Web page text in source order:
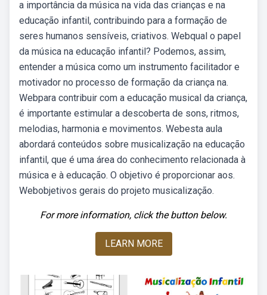
a importância da música na vida das crianças e na
educação infantil, contribuindo para a formação de
seres humanos sensíveis, criativos. Webqual o papel
da música na educação infantil? Podemos, assim,
entender a música como um instrumento facilitador e
motivador no processo de formação da criança na.
Webpara contribuir com a educação musical da criança,
é importante estimular a descoberta de sons, ritmos,
melodias, harmonia e movimentos. Webesta aula
abordará conteúdos sobre musicalização na educação
infantil, que é uma área do conhecimento relacionada à
música e à educação. O objetivo é proporcionar aos.
Webobjetivos gerais do projeto musicalização.
For more information, click the button below.
LEARN MORE